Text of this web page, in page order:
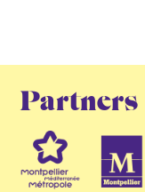
Partners